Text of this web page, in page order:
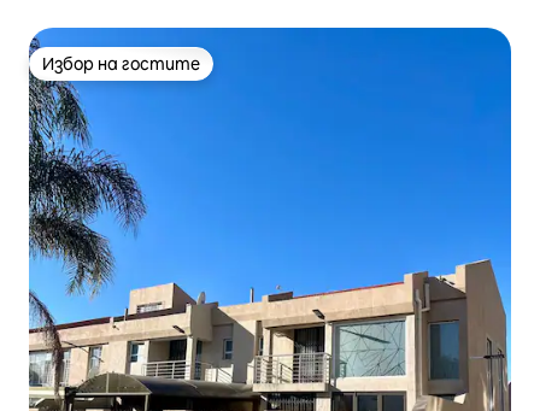
Избор на гостите
Избор на гостите